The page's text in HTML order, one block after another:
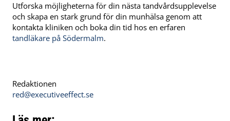
Utforska möjligheterna för din nästa tandvårdsupplevelse
och skapa en stark grund för din munhälsa genom att
kontakta kliniken och boka din tid hos en erfaren
tandläkare på Södermalm.
Redaktionen
red@executiveeffect.se